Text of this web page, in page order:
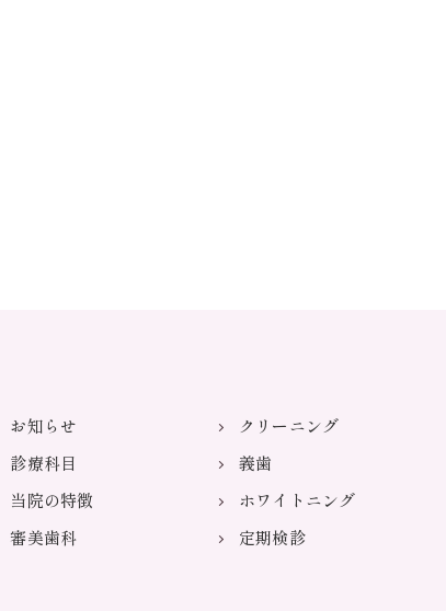
お知らせ
診療科目
当院の特徴
審美歯科
クリーニング
義歯
ホワイトニング
定期検診